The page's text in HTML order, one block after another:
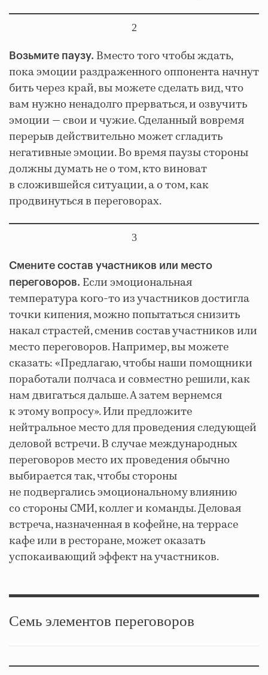
2
Возьмите паузу. Вместо того чтобы ждать,
пока эмоции раздраженного оппонента начнут
бить через край, вы можете сделать вид, что
вам нужно ненадолго прерваться, и озвучить
эмоции — свои и чужие. Сделанный вовремя
перерыв действительно может сгладить
негативные эмоции. Во время паузы стороны
должны думать не о том, кто виноват
в сложившейся ситуации, а о том, как
продвинуться в переговорах.
3
Смените состав участников или место
переговоров. Если эмоциональная
температура кого-то из участников достигла
точки кипения, можно попытаться снизить
накал страстей, сменив состав участников или
место переговоров. Например, вы можете
сказать: «Предлагаю, чтобы наши помощники
поработали полчаса и совместно решили, как
нам двигаться дальше. А затем вернемся
к этому вопросу». Или предложите
нейтральное место для проведения следующей
деловой встречи. В случае международных
переговоров место их проведения обычно
выбирается так, чтобы стороны
не подвергались эмоциональному влиянию
со стороны СМИ, коллег и команды. Деловая
встреча, назначенная в кофейне, на террасе
кафе или в ресторане, может оказать
успокаивающий эффект на участников.
Семь элементов переговоров